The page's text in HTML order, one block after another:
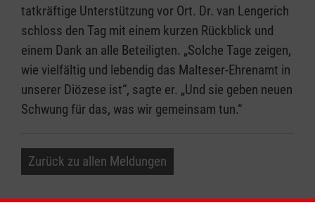
tatkräftige Unterstützung vor Ort. Dr. van Lengerich
schloss den Tag mit einem kurzen Rückblick und
einem Dank an alle Beteiligten. „Solche Tage zeigen,
wie vielfältig und lebendig das Malteser-Ehrenamt in
unserer Diözese ist“, sagte er. „Und sie geben neuen
Schwung für das, was wir gemeinsam tun.“
Zurück zu allen Meldungen